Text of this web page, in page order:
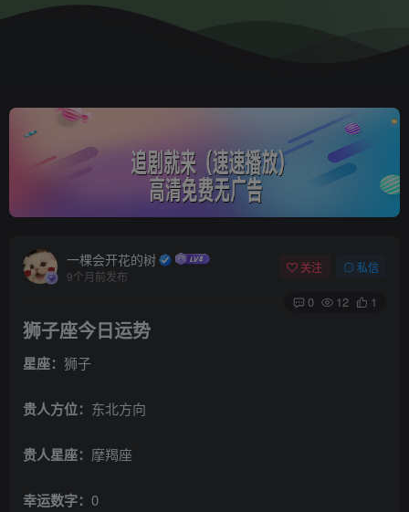
一棵会开花的树
9个月前发布
关注 私信
0 12 1
狮子座今日运势
星座： 狮子
贵人方位： 东北方向
贵人星座： 摩羯座
幸运数字： 0